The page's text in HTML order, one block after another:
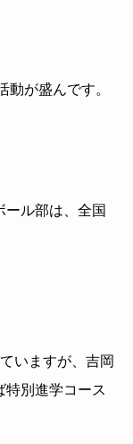
動が盛んです。
ル部は、全国
いますが、吉岡
特別進学コース